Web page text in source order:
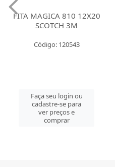
FITA MAGICA 810 12X20
SCOTCH 3M
Código: 120543
Faça seu login ou
cadastre-se para
ver preços e
comprar